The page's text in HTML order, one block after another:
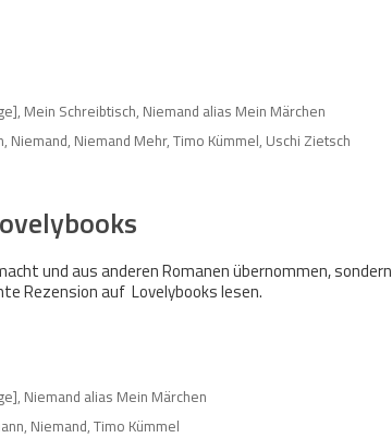
, Mein Schreibtisch, Niemand alias Mein Märchen
, Niemand, Niemand Mehr,Timo Kümmel, Uschi Zietsch
und aus anderen Romanen übernommen, sondern
Rezension auf Lovelybooks lesen.
, Niemand alias Mein Märchen
, Niemand,Timo Kümmel